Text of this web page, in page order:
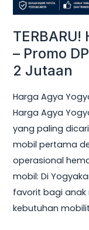
– Promo
2 Jutaan
Harga Agya
Harga Agya
yang paling
mobil pertama
operasional
mobil: Di
favorit bagi anak
kebutuhan
Cicilan
2
Jutaan